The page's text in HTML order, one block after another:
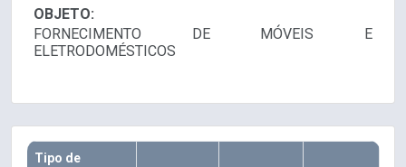
OBJETO:
FORNECIMENTO DE MÓVEIS E
ELETRODOMÉSTICOS
Tipo de